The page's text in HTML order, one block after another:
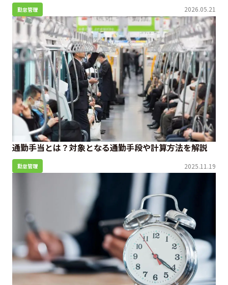
勤怠管理 2026.05.21
通勤手当とは？対象となる通勤手段や計算方法を解説
勤怠管理 2025.11.19